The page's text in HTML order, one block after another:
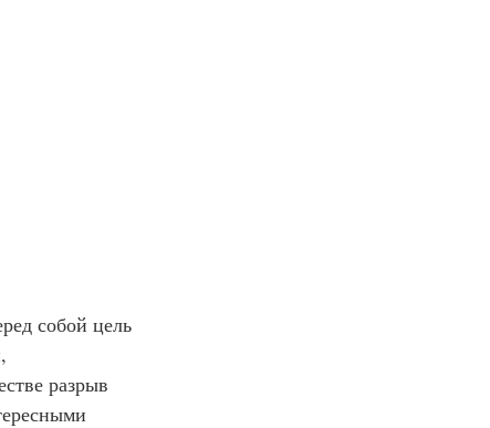
собой цель
разрыв